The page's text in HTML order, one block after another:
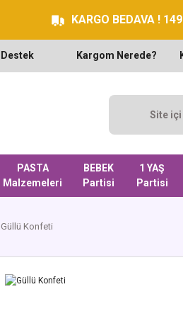
KARGO BEDAVA !
Destek Kargom Nerede?
PASTA
Malzemeleri
BEBEK
Partisi
1 YAŞ
Partisi
Güllü Konfeti